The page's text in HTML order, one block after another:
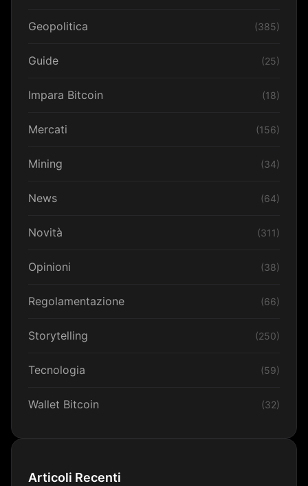
Geopolitica (385)
Guide (25)
Impara Bitcoin (18)
Mercati (156)
Mining (34)
News (64)
Novità (311)
Opinioni (38)
Regolamentazione (66)
Storytelling (250)
Tecnologia (59)
Wallet Bitcoin (32)
Articoli Recenti